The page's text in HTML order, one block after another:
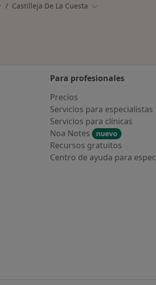
de ciudad
Castilleja De La Cuesta Cambiar de ciudad
Para profesionales
Precios
Servicios para especialistas
Servicios para clínicas
Noa Notes
nuevo
Recursos gratuitos
Centro de ayuda para